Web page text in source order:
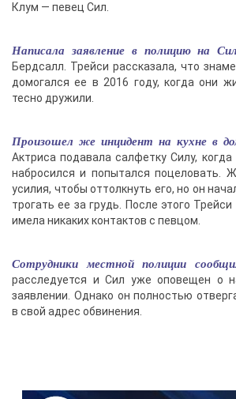
Клум — певец Сил.
Написала заявление в полицию на
Бердсалл. Трейси рассказала, что
домогался ее в 2016 году, когда они
тесно дружили.
Произошел же инцидент на кухне в
Актриса подавала салфетку Силу,
набросился и попытался поцеловать.
усилия, чтобы оттолкнуть его, но он
трогать ее за грудь. После этого
имела никаких контактов с певцом.
Сотрудники местной полиции
расследуется и Сил уже оповещен о
заявлении. Однако он полностью
в свой адрес обвинения.